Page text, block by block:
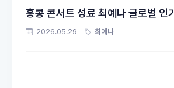
홍콩 콘서트 성료 최예나 글로벌 인
2026.05.29 최예나